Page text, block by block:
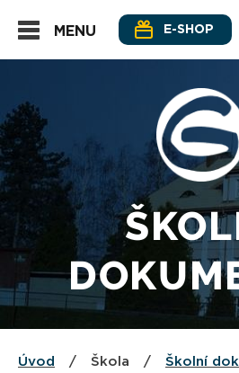
MENU E-SHOP
Úvod / Škola / Školní